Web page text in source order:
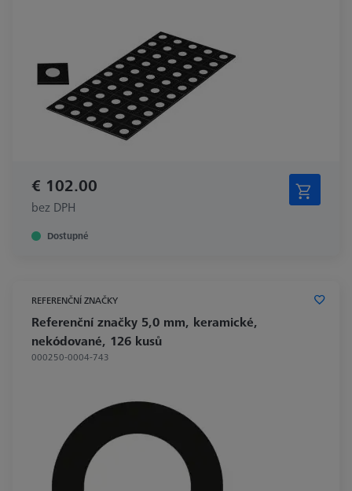
€ 102.00
bez DPH
Dostupné
REFERENČNÍ ZNAČKY
Referenční značky 5,0 mm, keramické,
nekódované, 126 kusů
000250-0004-743